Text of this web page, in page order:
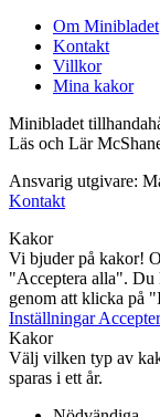
Om Minibladet
Kontakt
Villkor
Mina kakor
Minibladet
Läs och Lär
Ansvarig utgivare:
Kontakt
Kakor
Vi bjuder på kakor!
"Acceptera alla". Du
genom att klicka på
Inställningar
Kakor
Välj vilken typ av
sparas i ett år.